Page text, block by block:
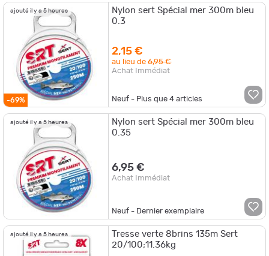
ajouté il y a 5 heures
-69%
Nylon sert Spécial mer 300m bleu
0.3
2,15 €
au lieu de6,95 €
Achat Immédiat
Neuf - Plus que4 articles
ajouté il y a 5 heures
Nylon sert Spécial mer 300m bleu
0.35
6,95 €
Achat Immédiat
Neuf - Dernier exemplaire
ajouté il y a 5 heures
Tresse verte 8brins 135m Sert
20/100;11.36kg